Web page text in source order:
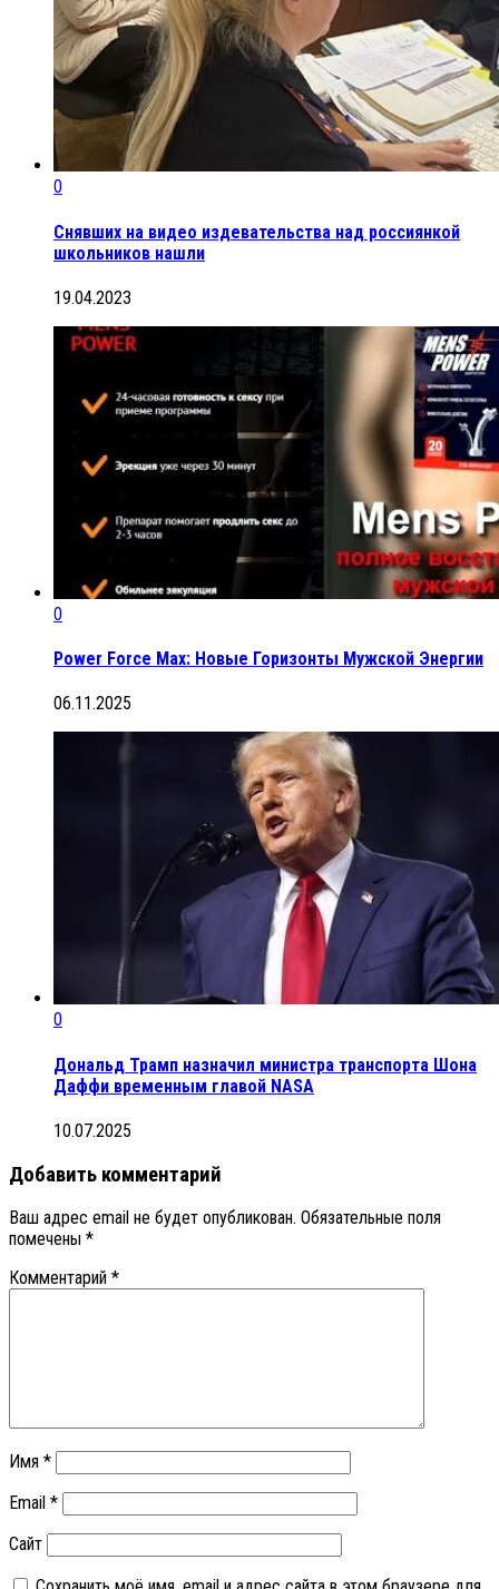
0
Снявших на видео издевательства над россиянкой
школьников нашли
19.04.2023
0
Power Force Max: Новые Горизонты Мужской Энергии
06.11.2025
0
Дональд Трамп назначил министра транспорта Шона
Даффи временным главой NASA
10.07.2025
Добавить комментарий
Ваш адрес email не будет опубликован. Обязательные поля
помечены *
Комментарий *
Имя *
Email *
Сайт